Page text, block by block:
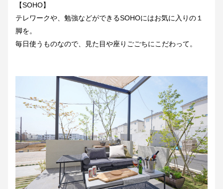
【SOHO】
テレワークや、勉強などができるSOHOにはお気に入りの１
脚を。
毎日使うものなので、見た目や座りごごちにこだわって。